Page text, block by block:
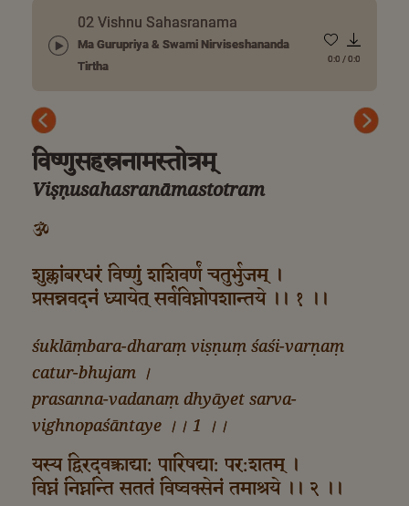
02 Vishnu Sahasranama
Ma Gurupriya & Swami Nirviseshananda
Tirtha
0:0 /0:0
Previous Next
विष्णुसहस्रनामस्तोत्रम्
Viṣṇusahasranāmastotram
ॐ
शुक्लांबरधरं विष्णुं शशिवर्णं चतुर्भुजम् ।
प्रसन्नवदनं ध्यायेत् सर्वविघ्नोपशान्तये ।। १ ।।
śuklāṃbara-dharaṃ viṣṇuṃ śaśi-varṇaṃ
catur-bhujam ।
prasanna-vadanaṃ dhyāyet sarva-
vighnopaśāntaye ।। 1 ।।
यस्य द्विरदवक्त्राद्या: पारिषद्या: पर:शतम् ।
विघ्नं निघ्नन्ति सततं विष्वक्सेनं तमाश्रये ।। २ ।।